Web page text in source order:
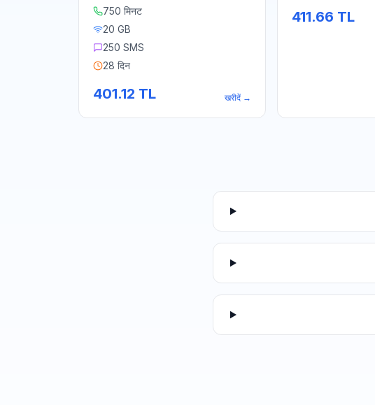
750 मिनट
20 GB
250 SMS
28 दिन
401.12 TL खरीदें →
411.66 TL